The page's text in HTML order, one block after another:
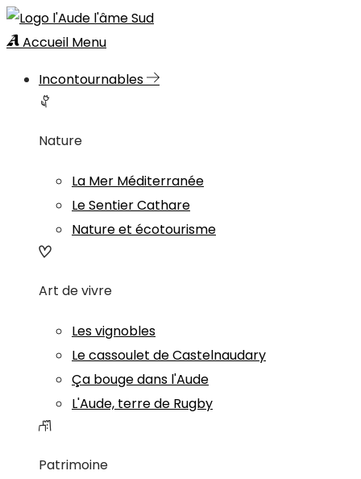
Accueil Menu
Incontournables
Nature
La Mer Méditerranée
Le Sentier Cathare
Nature et écotourisme
Art de vivre
Les vignobles
Le cassoulet de Castelnaudary
Ça bouge dans l'Aude
L'Aude, terre de Rugby
Patrimoine